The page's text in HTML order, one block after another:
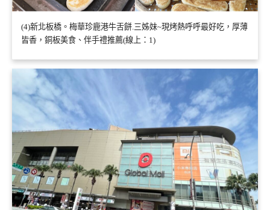
(4)新北板橋。梅華珍鹿港牛舌餅.三姊妹~現烤熱呼呼最好吃，厚薄
皆香，銅板美食、伴手禮推薦(線上：1)